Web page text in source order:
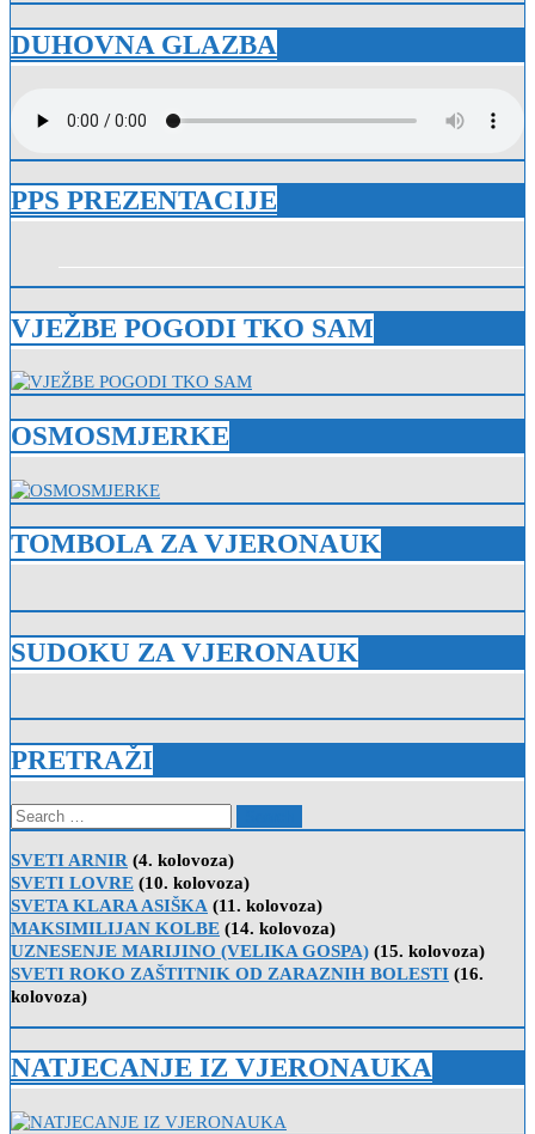
DUHOVNA GLAZBA
PPS PREZENTACIJE
VJEŽBE POGODI TKO SAM
OSMOSMJERKE
TOMBOLA ZA VJERONAUK
SUDOKU ZA VJERONAUK
PRETRAŽI
Search
for:
SVETI ARNIR (4. kolovoza)
SVETI LOVRE (10. kolovoza)
SVETA KLARA ASIŠKA (11. kolovoza)
MAKSIMILIJAN KOLBE (14. kolovoza)
UZNESENJE MARIJINO (VELIKA GOSPA) (15. kolovoza)
SVETI ROKO ZAŠTITNIK OD ZARAZNIH BOLESTI (16.
kolovoza)
NATJECANJE IZ VJERONAUKA